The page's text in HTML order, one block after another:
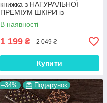
книжка з НАТУРАЛЬНОЇ
ПРЕМІУМ ШКІРИ із
підставкою протиударний
магнітний "JACOSA"
В наявності
1 199 ₴ 2 049 ₴
Купити
–34% Подарунок